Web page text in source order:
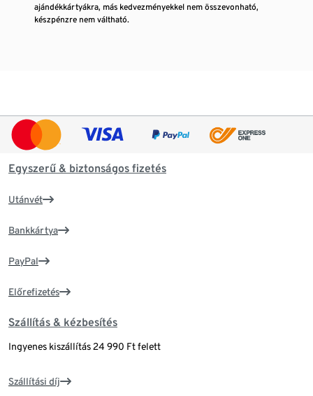
ajándékkártyákra, más kedvezményekkel nem összevonható,
készpénzre nem váltható.
Egyszerű & biztonságos fizetés
Utánvét
Bankkártya
PayPal
Előrefizetés
Szállítás & kézbesítés
Ingyenes kiszállítás 24 990 Ft felett
Szállítási díj